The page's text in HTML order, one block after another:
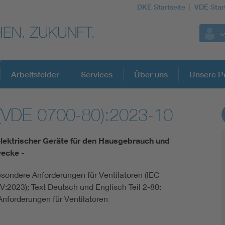
DKE Startseite VDE
DKE Fachinformationen im Kontext der
Blitzschutz: DIN EN 62305 in der Übersicht
Circular Economy für mehr Ressourceneffizienz
Cybersecurity in der Industrieautomatisierung
Arbeitsfelder Services Über uns Unsere
0700-80):2023-10
Geräte für den Hausgebrauch und
-
Anforderungen für Ventilatoren (IEC
Text Deutsch und Englisch Teil 2-80:
für Ventilatoren